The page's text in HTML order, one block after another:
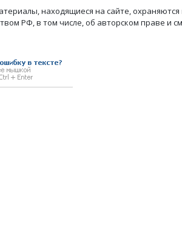
находящиеся на сайте, охраняются
РФ, в том числе, об авторском праве и